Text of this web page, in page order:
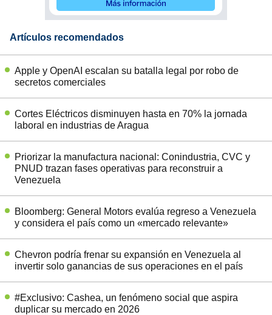
Artículos recomendados
Apple y OpenAI escalan su batalla legal por robo de
secretos comerciales
Cortes Eléctricos disminuyen hasta en 70% la jornada
laboral en industrias de Aragua
Priorizar la manufactura nacional: Conindustria, CVC y
PNUD trazan fases operativas para reconstruir a
Venezuela
Bloomberg: General Motors evalúa regreso a Venezuela
y considera el país como un «mercado relevante»
Chevron podría frenar su expansión en Venezuela al
invertir solo ganancias de sus operaciones en el país
#Exclusivo: Cashea, un fenómeno social que aspira
duplicar su mercado en 2026